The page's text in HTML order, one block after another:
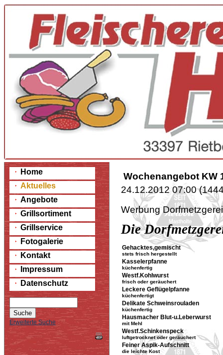
Home
Aktuelles
Angebote
Grillsortiment
Grillservice
Fotogalerie
Kontakt
Impressum
Datenschutz
Erweiterte Suche
Wochenangebot KW
24.12.2012 07:00(
Werbung
Die
Gehacktes,gemischt
stets frisch hergestellt
Kasselerpfanne
küchenfertig
Westf.Kohlwurst
frisch oder geräuchert
Leckere Geflügelpfanne
küchenfertigt
Delikate Schweinsrouladen
küchenfertig
Hausmacher Blut-u.Leberwurst
mit Mehl
Westf.Schinkenspeck
luftgetrocknet oder geräuchert
Feiner Aspik-Aufschnitt
die leichte Kost